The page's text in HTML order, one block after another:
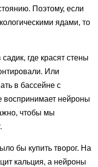
Поэтому, если
ядами, то
где красят стены
Или
в бассейне с
воспринимает нейроны
чтобы мы
бы купить творог. На
кальция, а нейроны